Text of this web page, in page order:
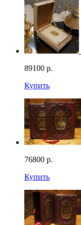
89100 р.
Купить
76800 р.
Купить